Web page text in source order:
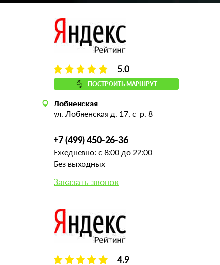
5.0
ПОСТРОИТЬ МАРШРУТ
Лобненская
ул. Лобненская д. 17, стр. 8
+7 (499) 450-26-36
Ежедневно: с 8:00 до 22:00
Без выходных
Заказать звонок
4.9